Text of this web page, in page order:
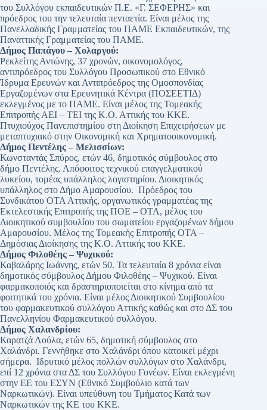
του Συλλόγου εκπαιδευτικών Π.Ε. «Γ. ΣΕΦΕΡΗΣ» και
πρόεδρος του την τελευταία πενταετία. Είναι μέλος της
Πανελλαδικής Γραμματείας του ΠΑΜΕ Εκπαιδευτικών, της
Παναττικής Γραμματείας του ΠΑΜΕ.
Δήμος Παπάγου – Χολαργού:
Ρεκλείτης Αντώνης, 37 χρονών, οικονομολόγος,
αντιπρόεδρος του Συλλόγου Προσωπικού στο Εθνικό
Ίδρυμα Ερευνών και Αντιπρόεδρος της Ομοσπονδίας
Εργαζομένων στα Ερευνητικά Κέντρα (ΠΟΣΕΕΤΙΔ)
εκλεγμένος με το ΠΑΜΕ. Είναι μέλος της Τομεακής
Επιτροπής ΑΕΙ – ΤΕΙ της Κ.Ο. Αττικής του ΚΚΕ.
Πτυχιούχος Πανεπιστημίου στη Διοίκηση Επιχειρήσεων με
μεταπτυχιακό στην Οικονομική και Χρηματοοικονομική.
Δήμος Πεντέλης – Μελισσίων:
Κωνσταντάς Σπύρος, ετών 46, δημοτικός σύμβουλος στο
δήμο Πεντέλης. Απόφοιτος τεχνικού επαγγελματικού
λυκείου, τομέας υπάλληλος λογιστηρίου. Διοικητικός
υπάλληλος στο Δήμο Αμαρουσίου. Πρόεδρος του
Συνδικάτου ΟΤΑ Αττικής, οργανωτικός γραμματέας της
Εκτελεστικής Επιτροπής της ΠΟΕ – ΟΤΑ, μέλος του
Διοικητικού συμβουλίου του σωματείου εργαζομένων δήμου
Αμαρουσίου. Μέλος της Τομεακής Επιτροπής ΟΤΑ –
Δημόσιας Διοίκησης της Κ.Ο. Αττικής του ΚΚΕ.
Δήμος Φιλοθέης – Ψυχικού:
Καβαλάρης Ιωάννης, ετών 50. Τα τελευταία 8 χρόνια είναι
δημοτικός σύμβουλος Δήμου Φιλοθέης – Ψυχικού. Είναι
φαρμακοποιός και δραστηριοποιείται στο κίνημα από τα
φοιτητικά του χρόνια. Είναι μέλος Διοικητικού Συμβουλίου
του φαρμακευτικού συλλόγου Αττικής καθώς και στο ΔΣ του
Πανελληνίου Φαρμακευτικού συλλόγου.
Δήμος Χαλανδρίου:
Καρατζά Λούλα, ετών 65, δημοτική σύμβουλος στο
Χαλάνδρι. Γεννήθηκε στο Χαλάνδρι όπου κατοικεί μέχρι
σήμερα. Ιδρυτικό μέλος πολλών συλλόγων στο Χαλάνδρι,
επί 12 χρόνια στα ΔΣ του Συλλόγου Γονέων. Είναι εκλεγμένη
στην ΕΕ του ΕΣΥΝ (Εθνικό Συμβούλιο κατά των
Ναρκωτικών). Είναι υπεύθυνη του Τμήματος Κατά των
Ναρκωτικών της ΚΕ του ΚΚΕ.